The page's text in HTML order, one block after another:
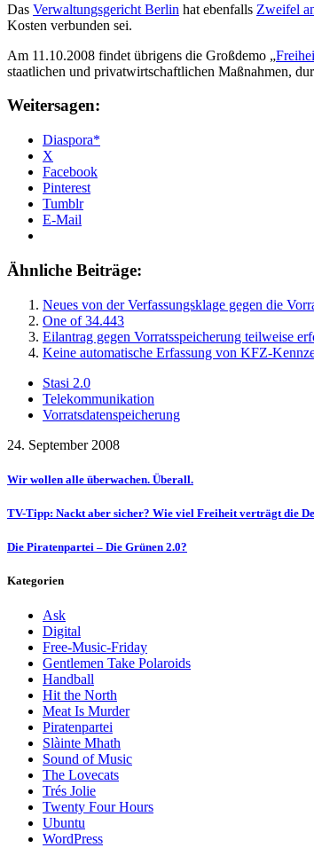
Das Verwaltungsgericht Berlin hat ebenfalls Zweifel
Kosten verbunden sei.
Am 11.10.2008 findet übrigens die Großdemo „
staatlichen und privatwirtschaftlichen Maßnahmen,
Weitersagen:
Diaspora*
X
Facebook
Pinterest
Tumblr
E-Mail
Ähnliche Beiträge:
Neues von der Verfassungsklage gegen die
One of 34.443
Eilantrag gegen Vorratsspeicherung teilweise
Keine automatische Erfassung von KFZ-
Stasi 2.0
Telekommunikation
Vorratsdatenspeicherung
24. September 2008
Wir wollen alle überwachen. Überall.
TV-Tipp: Nackt aber sicher? Wie viel Freiheit verträgt die
Die Piratenpartei – Die Grünen 2.0?
Kategorien
Ask
Digital
Free-Music-Friday
Gentlemen Take Polaroids
Handball
Hit the North
Meat Is Murder
Piratenpartei
Slàinte Mhath
Sound of Music
The Lovecats
Trés Jolie
Twenty Four Hours
Ubuntu
WordPress